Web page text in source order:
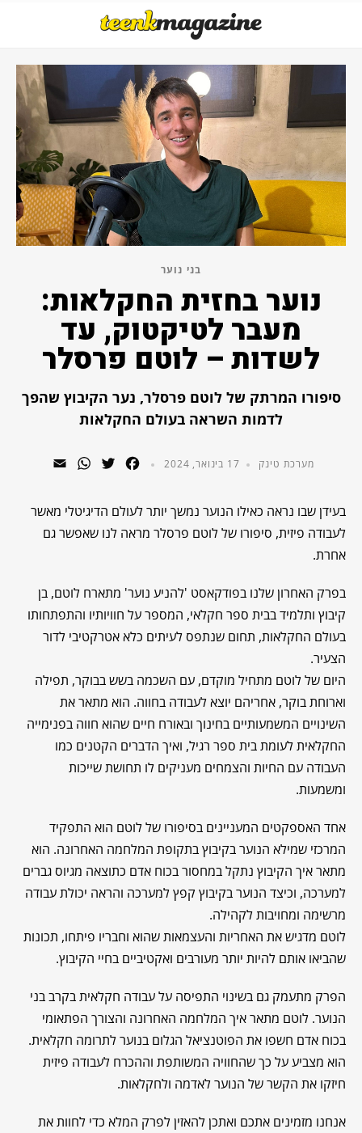
בני נוער
נוער בחזית החקלאות:
מעבר לטיקטוק, עד
לשדות – לוטם פרסלר
סיפורו המרתק של לוטם פרסלר, נער הקיבוץ שהפך
לדמות השראה בעולם החקלאות
מערכת טינק 17 בינואר, 2024 Facebook
Twitter
WhatsApp
בעידן שבו נראה כאילו הנוער נמשך יותר לעולם הדיגיטלי מאשר
לעבודה פיזית, סיפורו של לוטם פרסלר מראה לנו שאפשר גם
אחרת.
בפרק האחרון שלנו בפודקאסט 'להניע נוער' מתארח לוטם, בן
קיבוץ ותלמיד בבית ספר חקלאי, המספר על חוויותיו והתפתחותו
בעולם החקלאות, תחום שנתפס לעיתים כלא אטרקטיבי לדור
הצעיר.
היום של לוטם מתחיל מוקדם, עם השכמה בשש בבוקר, תפילה
וארוחת בוקר, אחריהם יוצא לעבודה בחווה. הוא מתאר את
השינויים המשמעותיים בחינוך ובאורח חיים שהוא חווה בפנימייה
החקלאית לעומת בית ספר רגיל, ואיך הדברים הקטנים כמו
העבודה עם החיות והצמחים מעניקים לו תחושת שייכות
ומשמעות.
אחד האספקטים המעניינים בסיפורו של לוטם הוא התפקיד
המרכזי שמילא הנוער בקיבוץ בתקופת המלחמה האחרונה. הוא
מתאר איך הקיבוץ נתקל במחסור בכוח אדם כתוצאה מגיוס גברים
למערכה, וכיצד הנוער בקיבוץ קפץ למערכה והראה יכולת עבודה
מרשימה ומחויבות לקהילה.
לוטם מדגיש את האחריות והעצמאות שהוא וחבריו פיתחו, תכונות
שהביאו אותם להיות יותר מעורבים ואקטיביים בחיי הקיבוץ.
הפרק מתעמק גם בשינוי התפיסה על עבודה חקלאית בקרב בני
הנוער. לוטם מתאר איך המלחמה האחרונה והצורך הפתאומי
בכוח אדם חשפו את הפוטנציאל הגלום בנוער לתרומה חקלאית.
הוא מצביע על כך שהחוויה המשותפת וההכרח לעבודה פיזית
חיזקו את הקשר של הנוער לאדמה ולחקלאות.
אנחנו מזמינים אתכם ואתכן להאזין לפרק המלא כדי לחוות את